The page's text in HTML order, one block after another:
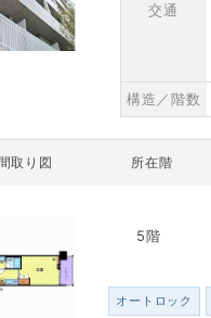
交通
構造／階数
取り図 所在階
5階
オートロック